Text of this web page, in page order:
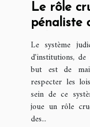
Le rôle
pénaliste
Le système
d'institutions,
but est de
respecter les
sein de ce
joue un rôle
des...